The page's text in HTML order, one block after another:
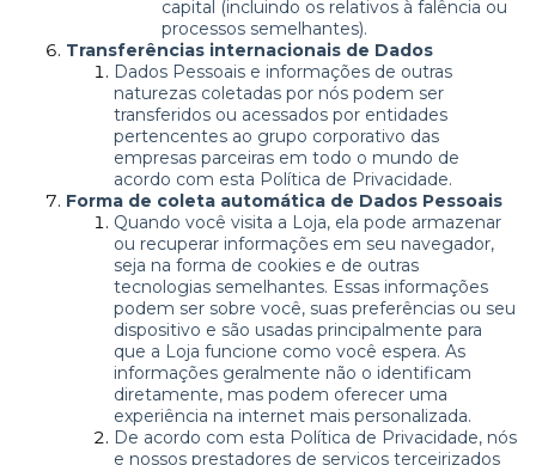
capital (incluindo os relativos à falência ou
processos semelhantes).
Transferências internacionais de Dados
Dados Pessoais e informações de outras
naturezas coletadas por nós podem ser
transferidos ou acessados por entidades
pertencentes ao grupo corporativo das
empresas parceiras em todo o mundo de
acordo com esta Política de Privacidade.
Forma de coleta automática de Dados Pessoais
Quando você visita a Loja, ela pode armazenar
ou recuperar informações em seu navegador,
seja na forma de cookies e de outras
tecnologias semelhantes. Essas informações
podem ser sobre você, suas preferências ou seu
dispositivo e são usadas principalmente para
que a Loja funcione como você espera. As
informações geralmente não o identificam
diretamente, mas podem oferecer uma
experiência na internet mais personalizada.
De acordo com esta Política de Privacidade, nós
e nossos prestadores de serviços terceirizados